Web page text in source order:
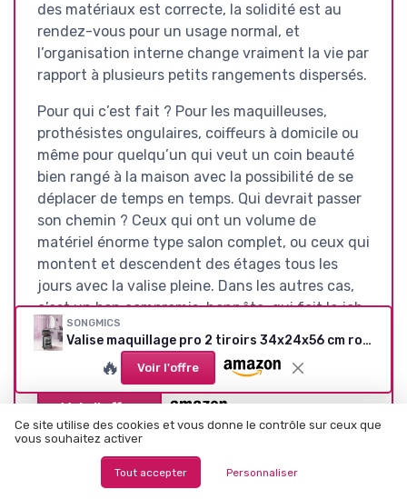
des matériaux est correcte, la solidité est au
rendez-vous pour un usage normal, et
l’organisation interne change vraiment la vie par
rapport à plusieurs petits rangements dispersés.
Pour qui c’est fait ? Pour les maquilleuses,
prothésistes ongulaires, coiffeurs à domicile ou
même pour quelqu’un qui veut un coin beauté
bien rangé à la maison avec la possibilité de se
déplacer de temps en temps. Qui devrait passer
son chemin ? Ceux qui ont un volume de
matériel énorme type salon complet, ou ceux qui
montent et descendent des étages tous les
jours avec la valise pleine. Dans les autres cas,
c’est un bon compromis, honnête, qui fait le job
sans chichis.
Voir l'offre
SOUS-NOTES
RAPPORT QUALITÉ-PRIX :
SONGMICS
Valise maquillage pro 2 tiroirs 34x24x56 cm roulettes 360° noire
🔥 Voir l'offre
Ce site utilise des cookies et vous donne le contrôle sur ceux que
vous souhaitez activer
Tout accepter Personnaliser